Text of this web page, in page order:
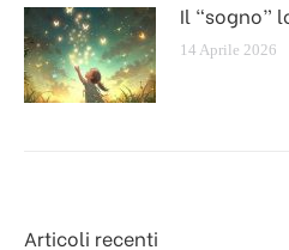
Il “sogno”
14 Aprile 2026
Articoli recenti